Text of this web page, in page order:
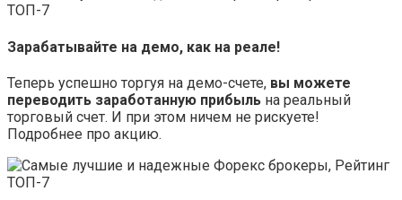
Зарабатывайте на демо, как на реале!
Теперь успешно торгуя на демо-счете, вы можете
переводить заработанную прибыль на реальный
торговый счет. И при этом ничем не рискуете!
Подробнее про акцию.